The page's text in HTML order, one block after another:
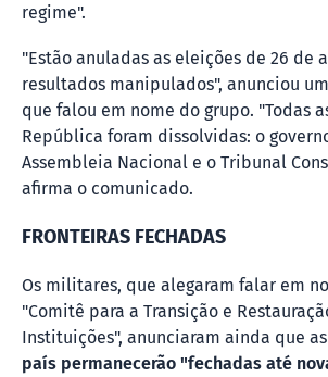
regime".
"Estão anuladas as eleições de 26 de
resultados manipulados", anunciou
que falou em nome do grupo. "Todas
República foram dissolvidas: o
Assembleia Nacional e o Tribunal
afirma o comunicado.
FRONTEIRAS FECHADAS
Os militares, que alegaram falar em
"Comitê para a Transição e
Instituições", anunciaram ainda que as
país permanecerão "fechadas até